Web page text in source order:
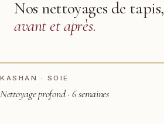
Nos nettoyages de tapis,
avant et après.
AVANT
KASHAN · SOIE
Nettoyage profond · 6 semaines